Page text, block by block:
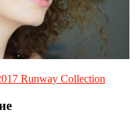
Runway Collection